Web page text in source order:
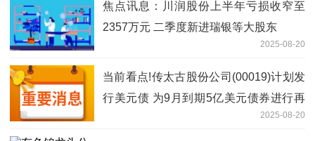
焦点讯息：川润股份上半年亏损收窄至
2357万元 二季度新进瑞银等大股东
2025-08-20
当前看点!传太古股份公司(00019)计划发
行美元债 为9月到期5亿美元债券进行再
2025-08-20